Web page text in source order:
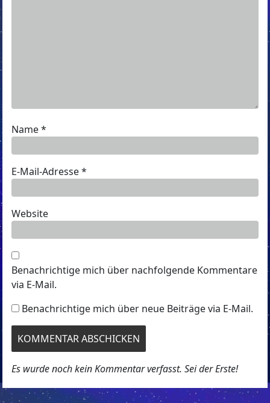
Name*
E-Mail-Adresse*
Website
Benachrichtige mich über nachfolgende Kommentare
via E-Mail.
Benachrichtige mich über neue Beiträge via E-Mail.
Es wurde noch kein Kommentar verfasst. Sei der Erste!